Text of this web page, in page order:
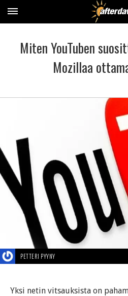
Miten YouTuben
Mozillaa
PETTERI PYYNY
Yksi netin vitsauksista on